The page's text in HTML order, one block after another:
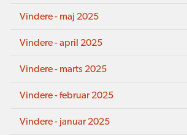
Vindere - maj 2025
Vindere - april 2025
Vindere - marts 2025
Vindere - februar 2025
Vindere - januar 2025